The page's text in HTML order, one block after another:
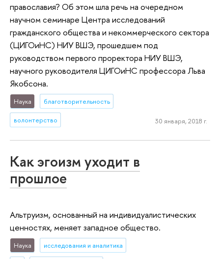
православия? Об этом шла речь на очередном
научном семинаре Центра исследований
гражданского общества и некоммерческого сектора
(ЦИГОиНС) НИУ ВШЭ, прошедшем под
руководством первого проректора НИУ ВШЭ,
научного руководителя ЦИГОиНС профессора Льва
Якобсона.
Наука благотворительность
волонтерство 30 января, 2018 г.
Как эгоизм уходит в
прошлое
Альтруизм, основанный на индивидуалистических
ценностях, меняет западное общество.
Наука исследования и аналитика